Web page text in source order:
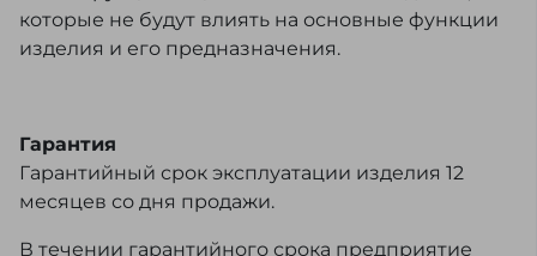
которые не будут влиять на основные функции
изделия и его предназначения.
Гарантия
Гарантийный срок эксплуатации изделия 12
месяцев со дня продажи.
В течении гарантийного срока предприятие